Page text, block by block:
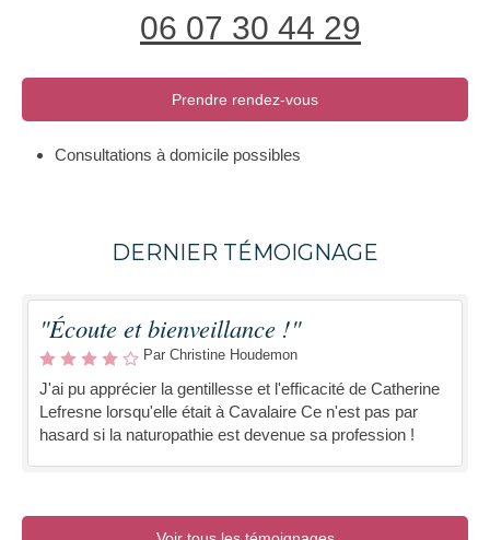
06 07 30 44 29
Prendre rendez-vous
Consultations à domicile possibles
DERNIER TÉMOIGNAGE
"Écoute et bienveillance !"
Par Christine Houdemon
J'ai pu apprécier la gentillesse et l'efficacité de Catherine
Lefresne lorsqu'elle était à Cavalaire Ce n'est pas par
hasard si la naturopathie est devenue sa profession !